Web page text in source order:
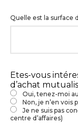
Quelle est la surface
Etes-vous
d’achat
Oui, tenez-moi
Non, je n’en vois
Je ne suis pas
centre d’affaires)